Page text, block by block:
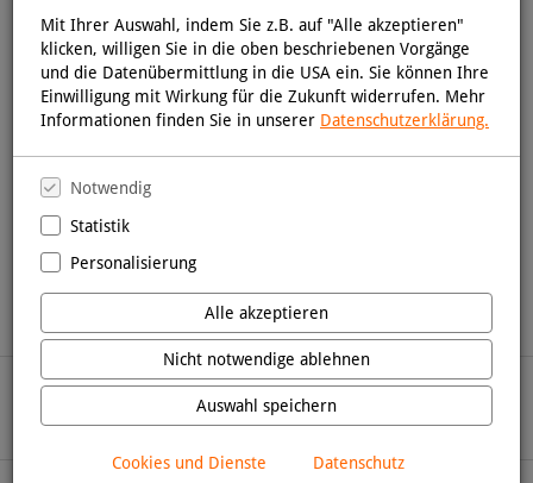
Mit Ihrer Auswahl, indem Sie z.B. auf "Alle akzeptieren"
klicken, willigen Sie in die oben beschriebenen Vorgänge
und die Datenübermittlung in die USA ein. Sie können Ihre
Einwilligung mit Wirkung für die Zukunft widerrufen. Mehr
Informationen finden Sie in unserer Datenschutzerklärung.
Notwendig
Statistik
Personalisierung
Alle akzeptieren
Nicht notwendige ablehnen
Auswahl speichern
Cookies und Dienste Datenschutz
8,6 Millionen Titel,
1 Million sofort lieferbar